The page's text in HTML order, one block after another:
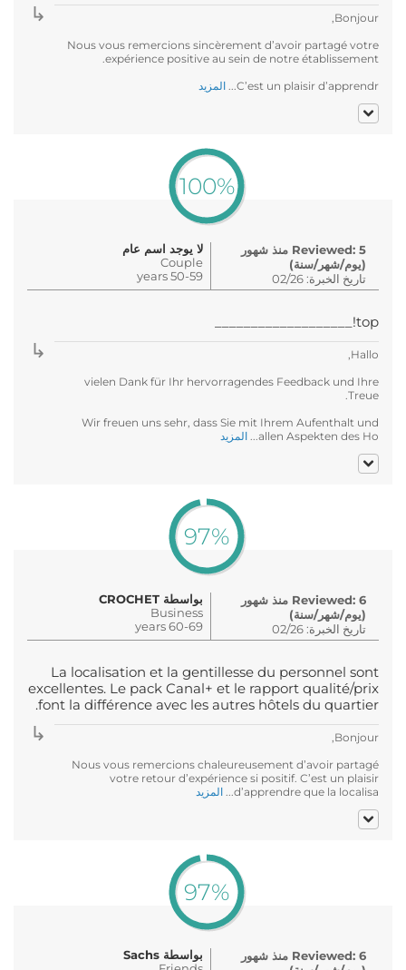
Bonjour,
Nous vous remercions sincèrement d’avoir partagé votre
expérience positive au sein de notre établissement.
C’est un plaisir d’apprendr...
المزيد
100%
لا يوجد اسم عام
Couple
50-59 years
Reviewed: 5 منذ شهور
(يوم/شهر/سنة)
تاريخ الخبرة: 02/26
top!___________________
Hallo,
vielen Dank für Ihr hervorragendes Feedback und Ihre
Treue.
Wir freuen uns sehr, dass Sie mit Ihrem Aufenthalt und
allen Aspekten des Ho...
المزيد
97%
بواسطة CROCHET
Business
60-69 years
Reviewed: 6 منذ شهور
(يوم/شهر/سنة)
تاريخ الخبرة: 02/26
La localisation et la gentillesse du personnel sont
excellentes. Le pack Canal+ et le rapport qualité/prix
font la différence avec les autres hôtels du quartier.
Bonjour,
Nous vous remercions chaleureusement d’avoir partagé
votre retour d’expérience si positif. C’est un plaisir
d’apprendre que la localisa...
المزيد
97%
بواسطة Sachs
Reviewed: 6 منذ شهور